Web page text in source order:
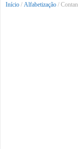
Início / Alfabetização /